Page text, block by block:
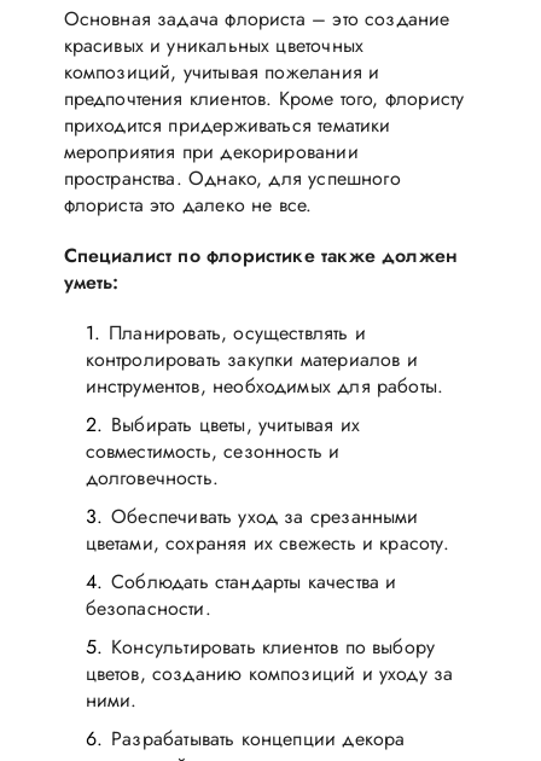
Основная задача флориста – это создание
красивых и уникальных цветочных
композиций, учитывая пожелания и
предпочтения клиентов. Кроме того, флористу
приходится придерживаться тематики
мероприятия при декорировании
пространства. Однако, для успешного
флориста это далеко не все.
Специалист по флористике также должен
уметь:
Планировать, осуществлять и
контролировать закупки материалов и
инструментов, необходимых для работы.
Выбирать цветы, учитывая их
совместимость, сезонность и
долговечность.
Обеспечивать уход за срезанными
цветами, сохраняя их свежесть и красоту.
Соблюдать стандарты качества и
безопасности.
Консультировать клиентов по выбору
цветов, созданию композиций и уходу за
ними.
Разрабатывать концепции декора